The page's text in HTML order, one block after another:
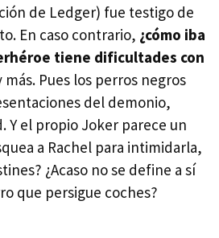
de Ledger) fue testigo de
En caso contrario, ¿cómo iba
tiene dificultades con
más. Pues los perros negros
del demonio,
Y el propio Joker parece un
a Rachel para intimidarla,
¿Acaso no se define a sí
que persigue coches?